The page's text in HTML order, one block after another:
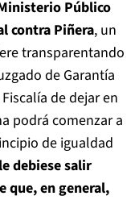
Público
contra Piñera, un
transparentando
de Garantía
de dejar en
podrá comenzar a
de igualdad
debiese salir
que, en general,